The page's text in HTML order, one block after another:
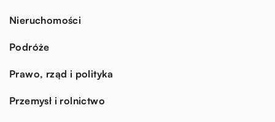
Nieruchomości
Podróże
Prawo, rząd i polityka
Przemysł i rolnictwo